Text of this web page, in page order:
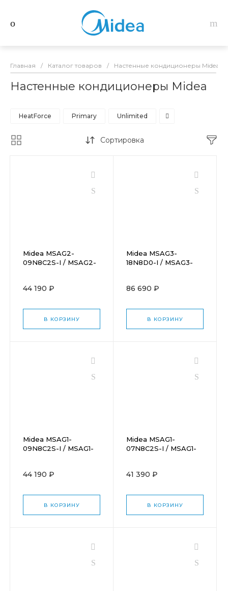
Главная / Каталог товаров / Настенные кондиционеры Midea
Настенные кондиционеры Midea
HeatForce Primary Unlimited
Сортировка
Midea MSAG2-
09N8C2S-I / MSAG2-
44 190 ₽
В КОРЗИНУ
Midea MSAG3-
18N8D0-I / MSAG3-
86 690 ₽
В КОРЗИНУ
Midea MSAG1-
09N8C2S-I / MSAG1-
44 190 ₽
В КОРЗИНУ
Midea MSAG1-
07N8C2S-I / MSAG1-
41 390 ₽
В КОРЗИНУ